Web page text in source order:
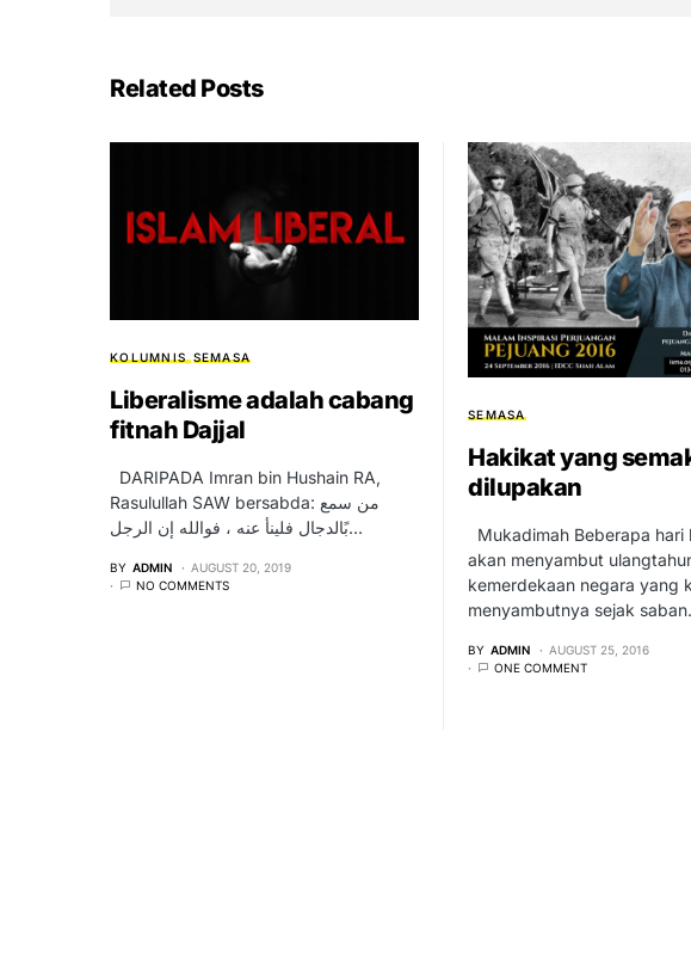
Related Posts
KOLUMNIS SEMASA
Liberalisme adalah cabang
fitnah Dajjal
DARIPADA Imran bin Hushain RA,
Rasulullah SAW bersabda: من سمع
بًالدجال فلينأ عنه ، فوالله إن الرجل…
BY ADMIN
AUGUST 20, 2019
NO COMMENTS
SEMASA
Hakikat yang
dilupakan
Mukadimah Beberapa hari
akan menyambut
kemerdekaan negara yang
menyambutnya sejak
BY ADMIN
AUGUST 25, 2016
ONE COMMENT